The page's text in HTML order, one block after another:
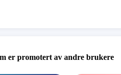
er promotert av andre brukere